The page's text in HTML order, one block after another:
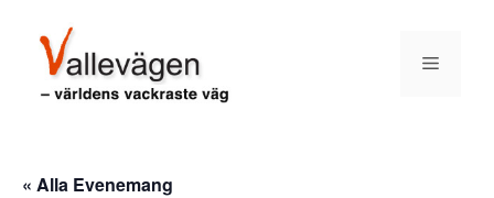
innehåll
Meny
« Alla Evenemang